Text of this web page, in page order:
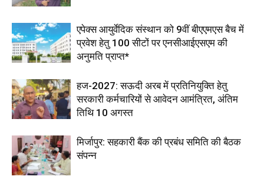
एपेक्स आयुर्वेदिक संस्थान को 9वीं बीएएमएस बैच में
प्रवेश हेतु 100 सीटों पर एनसीआईएसएम की
अनुमति प्राप्त*
हज-2027: सऊदी अरब में प्रतिनियुक्ति हेतु
सरकारी कर्मचारियों से आवेदन आमंत्रित, अंतिम
तिथि 10 अगस्त
मिर्जापुर: सहकारी बैंक की प्रबंध समिति की बैठक
संपन्न